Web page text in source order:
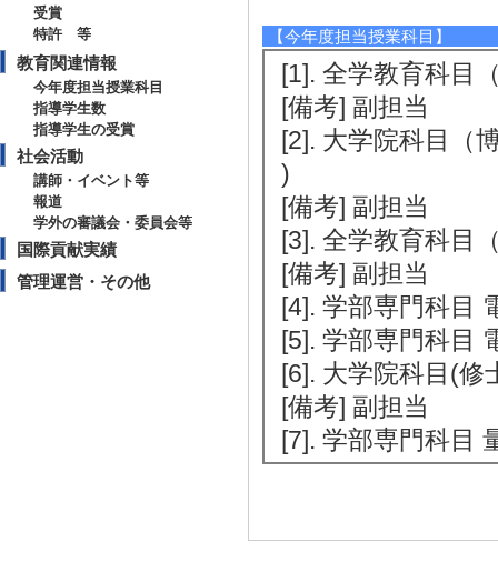
受賞
特許 等
教育関連情報
今年度担当授業科目
指導学生数
指導学生の受賞
社会活動
講師・イベント等
報道
学外の審議会・委員会等
国際貢献実績
管理運営・その他
【今年度担当授業科目】
[1]. 全学教育科目
[備考] 副担当
[2]. 大学院科目（
)
[備考] 副担当
[3]. 全学教育科目
[備考] 副担当
[4]. 学部専門科目
[5]. 学部専門科目
[6]. 大学院科目(修
[備考] 副担当
[7]. 学部専門科目